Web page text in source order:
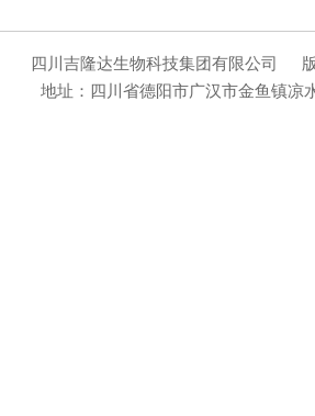
四川吉隆达生物科技集团有限公司
地址：四川省德阳市广汉市金鱼镇凉